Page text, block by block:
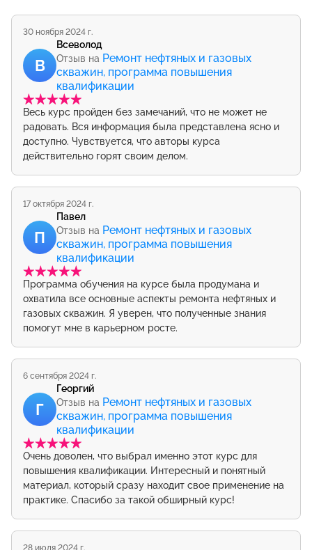
В
Всеволод
Отзыв на Ремонт нефтяных и газовых
скважин, программа повышения
квалификации
30 ноября 2024 г.
Весь курс пройден без замечаний, что не может не
радовать. Вся информация была представлена ясно и
доступно. Чувствуется, что авторы курса
действительно горят своим делом.
П
Павел
Отзыв на Ремонт нефтяных и газовых
скважин, программа повышения
квалификации
17 октября 2024 г.
Программа обучения на курсе была продумана и
охватила все основные аспекты ремонта нефтяных и
газовых скважин. Я уверен, что полученные знания
помогут мне в карьерном росте.
Г
Георгий
Отзыв на Ремонт нефтяных и газовых
скважин, программа повышения
квалификации
6 сентября 2024 г.
Очень доволен, что выбрал именно этот курс для
повышения квалификации. Интересный и понятный
материал, который сразу находит свое применение на
практике. Спасибо за такой обширный курс!
28 июля 2024 г.